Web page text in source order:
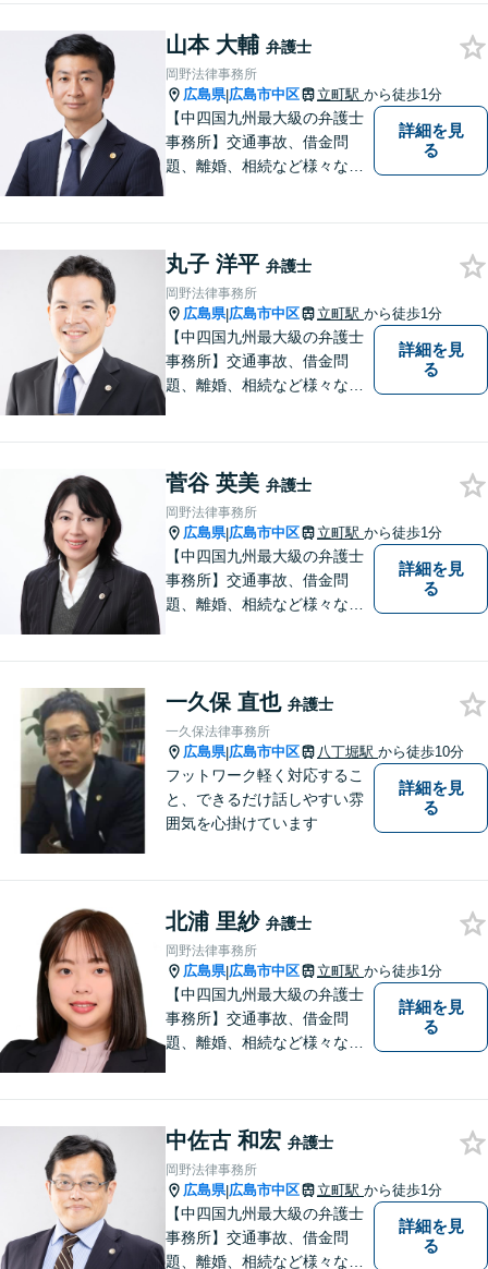
の「平和」が実現できるよ
う、依頼者一人ひとりに寄り
添い、解決へ導きます。
山本 大輔 弁護士
岡野法律事務所
広島県|広島市中区 立町駅 から徒歩1分
【中四国九州最大級の弁護士
事務所】交通事故、借金問
題、離婚、相続など様々な問
い！
詳細を見
る
丸子 洋平 弁護士
岡野法律事務所
広島県|広島市中区 立町駅 から徒歩1分
【中四国九州最大級の弁護士
事務所】交通事故、借金問
題、離婚、相続など様々な問
い！
詳細を見
る
菅谷 英美 弁護士
岡野法律事務所
広島県|広島市中区 立町駅 から徒歩1分
【中四国九州最大級の弁護士
事務所】交通事故、借金問
題、離婚、相続など様々な問
い！
詳細を見
る
一久保 直也 弁護士
一久保法律事務所
広島県|広島市中区 八丁堀駅 から徒歩10分
フットワーク軽く対応するこ
と、できるだけ話しやすい雰
囲気を心掛けています
詳細を見
る
北浦 里紗 弁護士
岡野法律事務所
広島県|広島市中区 立町駅 から徒歩1分
【中四国九州最大級の弁護士
事務所】交通事故、借金問
題、離婚、相続など様々な問
い！
詳細を見
る
中佐古 和宏 弁護士
岡野法律事務所
広島県|広島市中区 立町駅 から徒歩1分
【中四国九州最大級の弁護士
事務所】交通事故、借金問
題、離婚、相続など様々な問
詳細を見
る